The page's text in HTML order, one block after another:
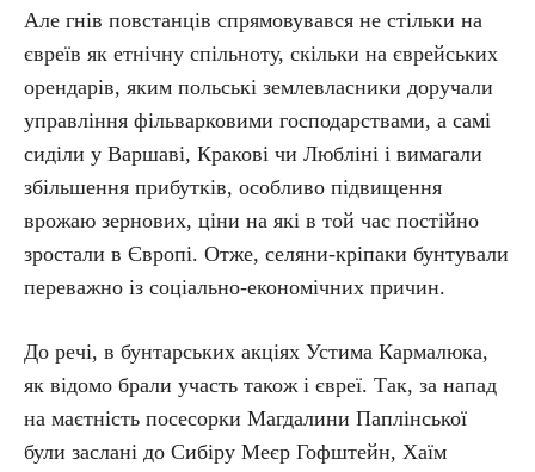
Але гнів повстанців спрямовувався не стільки на
євреїв як етнічну спільноту, скільки на єврейських
орендарів, яким польські землевласники доручали
управління фільварковими господарствами, а самі
сиділи у Варшаві, Кракові чи Любліні і вимагали
збільшення прибутків, особливо підвищення
врожаю зернових, ціни на які в той час постійно
зростали в Європі. Отже, селяни-кріпаки бунтували
переважно із соціально-економічних причин.
До речі, в бунтарських акціях Устима Кармалюка,
як відомо брали участь також і євреї. Так, за напад
на маєтність посесорки Магдалини Паплінської
були заслані до Сибіру Меєр Гофштейн, Хаїм